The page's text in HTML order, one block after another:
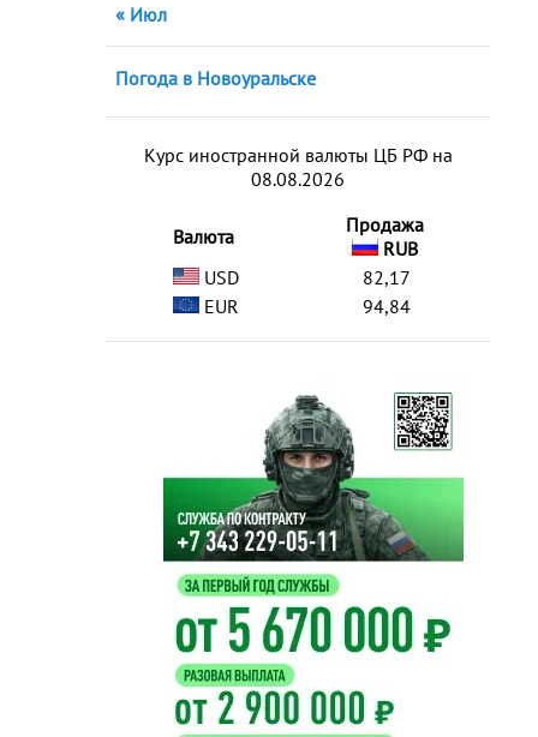
« Июл
Погода в Новоуральске
Курс иностранной валюты ЦБ РФ на
08.08.2026
Валюта
Продажа
RUB
USD
82,17
EUR
94,84